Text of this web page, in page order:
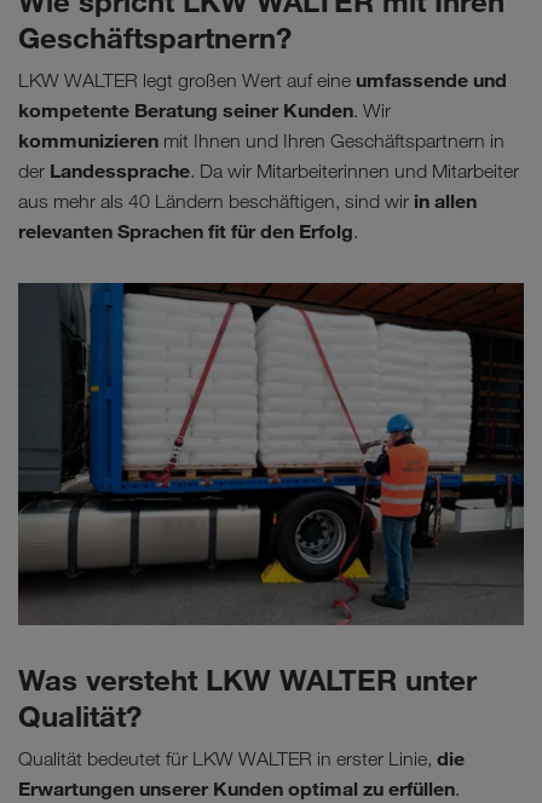
Geschäftspartnern?
LKW WALTER legt großen Wert auf eine umfassende und
kompetente Beratung seiner Kunden. Wir
kommunizieren mit Ihnen und Ihren Geschäftspartnern in
der Landessprache. Da wir Mitarbeiterinnen und Mitarbeiter
aus mehr als 40 Ländern beschäftigen, sind wir in allen
relevanten Sprachen fit für den Erfolg.
Was versteht LKW WALTER unter
Qualität?
Qualität bedeutet für LKW WALTER in erster Linie, die
Erwartungen unserer Kunden optimal zu erfüllen.